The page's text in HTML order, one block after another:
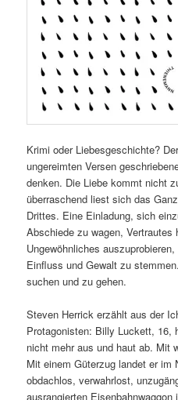
Krimi oder Liebesgeschichte?
ungereimten Versen
denken. Die Liebe kommt nicht
überraschend liest sich das
Drittes. Eine Einladung, sich
Abschiede zu wagen,
Ungewöhnliches
Einfluss und Gewalt zu
suchen und zu gehen.
Steven Herrick erzählt aus der
Protagonisten: Billy Luckett, 16,
nicht mehr aus und haut ab. Mit
Mit einem Güterzug landet er im
obdachlos, verwahrlost,
ausrangierten